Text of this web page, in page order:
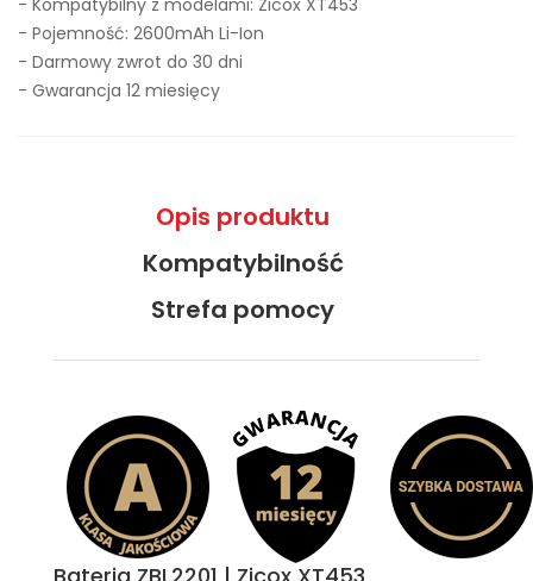
- Kompatybilny z modelami: Zicox XT453
- Pojemność: 2600mAh Li-Ion
- Darmowy zwrot do 30 dni
- Gwarancja 12 miesięcy
Opis produktu
Kompatybilność
Strefa pomocy